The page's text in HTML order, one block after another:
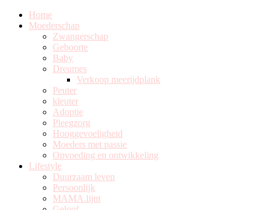
Home
Moederschap
Zwangerschap
Geboorte
Baby
Dreumes
Verkoop meerijdplank
Peuter
kleuter
Adoptie
Pleegzorg
Hooggevoeligheid
Moeders met passie
Opvoeding en ontwikkeling
Lifestyle
Duurzaam leven
Persoonlijk
MAMA.lijnt